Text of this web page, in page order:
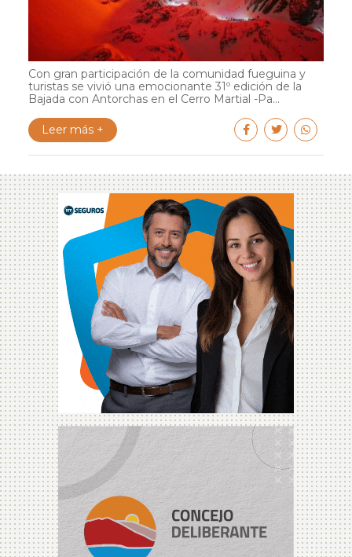
Con gran participación de la comunidad fueguina y
turistas se vivió una emocionante 31º edición de la
Bajada con Antorchas en el Cerro Martial -Pa...
Leer más +